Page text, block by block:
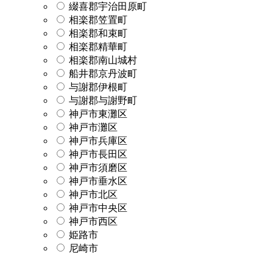
綴喜郡宇治田原町
相楽郡笠置町
相楽郡和束町
相楽郡精華町
相楽郡南山城村
船井郡京丹波町
与謝郡伊根町
与謝郡与謝野町
神戸市東灘区
神戸市灘区
神戸市兵庫区
神戸市長田区
神戸市須磨区
神戸市垂水区
神戸市北区
神戸市中央区
神戸市西区
姫路市
尼崎市